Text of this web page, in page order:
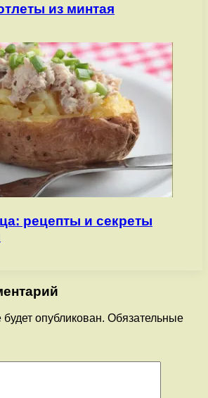
из минтая
рецепты и секреты
опубликован. Обязательные